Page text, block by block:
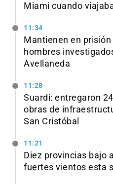
Miami cuando
11:34
Mantienen en
hombres
Avellaneda
11:28
Suardi: entregaron
obras de
San Cristóbal
11:21
Diez provincias bajo
fuertes vientos esta